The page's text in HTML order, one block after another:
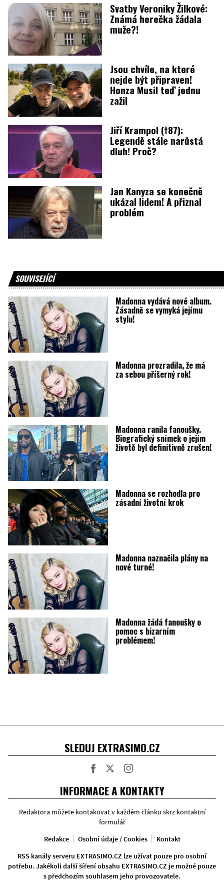
Svatby Veroniky Žilkové:
Známá herečka žádala
muže?!
Jsou chvíle, na které
nejde být připraven!
Honza Musil teď jednu
zažil
Jiří Krampol (†87):
Legendě stále narůstá
dluh! Proč?
Jan Kanyza se konečně
ukázal lidem! A přiznal
problém
SOUVISEJÍCÍ
Madonna vydává nové album.
Zásadně se vymyká jejímu
stylu!
Madonna prozradila, že má
za sebou příšerný rok!
Madonna ranila fanoušky.
Biografický snímek o jejím
životě byl definitivně zrušen!
Madonna se rozhodla pro
zásadní životní krok
Madonna naznačila plány na
nové turné!
Madonna žádá fanoušky o
pomoc s bizarním
problémem!
SLEDUJ EXTRASIMO.CZ
INFORMACE A KONTAKTY
Redaktora můžete kontakovat v každém článku skrz kontaktní
formulář
Redakce
Osobní údaje / Cookies
Kontakt
RSS kanály serveru EXTRASIMO.CZ lze užívat pouze pro osobní
potřebu. Jakékoli další šíření obsahu EXTRASIMO.CZ je možné pouze
s předchozím souhlasem jeho provozovatele.